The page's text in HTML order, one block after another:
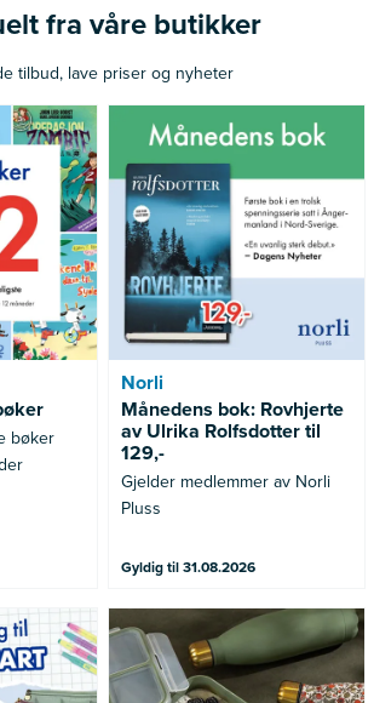
fra våre butikker
tilbud, lave priser og nyheter
bøker
bøker
måneder
Norli
Månedens bok: Rovhjerte
av Ulrika Rolfsdotter til
129,-
Gjelder medlemmer av Norli
Pluss
Gyldig til 31.08.2026
Gjelder medlemmer av Norli
varer
Gjelder ikke allerede nedsatte
varer